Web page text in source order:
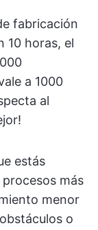
fabricación
10 horas, el
a 1000
al
estás
más
menor
o